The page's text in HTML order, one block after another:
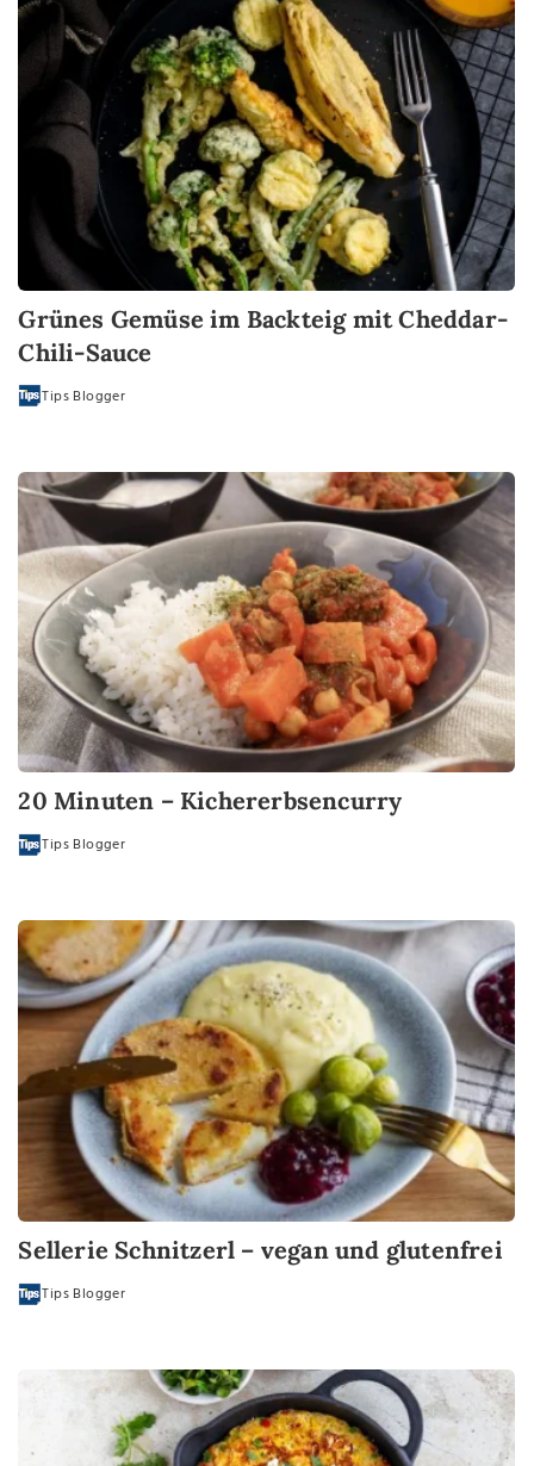
Grünes Gemüse im Backteig mit Cheddar-
Chili-Sauce
Tips Blogger
20 Minuten – Kichererbsencurry
Tips Blogger
Sellerie Schnitzerl – vegan und glutenfrei
Tips Blogger